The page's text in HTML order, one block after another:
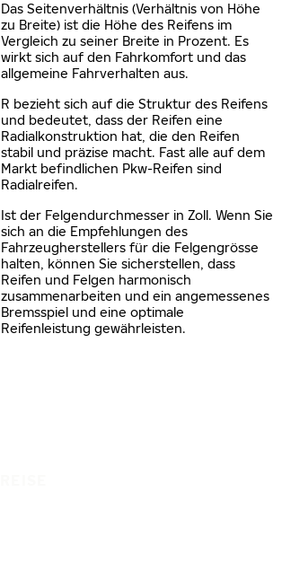
Das Seitenverhältnis (Verhältnis von Höhe
zu Breite) ist die Höhe des Reifens im
Vergleich zu seiner Breite in Prozent. Es
wirkt sich auf den Fahrkomfort und das
allgemeine Fahrverhalten aus.
R bezieht sich auf die Struktur des Reifens
und bedeutet, dass der Reifen eine
Radialkonstruktion hat, die den Reifen
stabil und präzise macht. Fast alle auf dem
Markt befindlichen Pkw-Reifen sind
Radialreifen.
Ist der Felgendurchmesser in Zoll. Wenn Sie
sich an die Empfehlungen des
Fahrzeugherstellers für die Felgengrösse
halten, können Sie sicherstellen, dass
Reifen und Felgen harmonisch
zusammenarbeiten und ein angemessenes
Bremsspiel und eine optimale
Reifenleistung gewährleisten.